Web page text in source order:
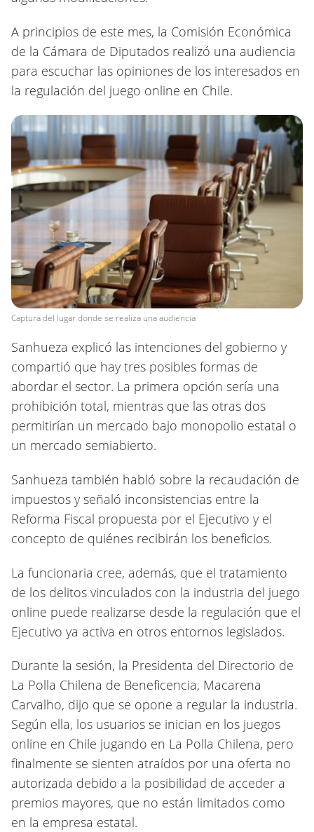
A principios de este mes, la Comisión Económica
de la Cámara de Diputados realizó una audiencia
para escuchar las opiniones de los interesados ​​en
la regulación del juego online en Chile.
Captura del lugar donde se realiza una audiencia
Sanhueza explicó las intenciones del gobierno y
compartió que hay tres posibles formas de
abordar el sector. La primera opción sería una
prohibición total, mientras que las otras dos
permitirían un mercado bajo monopolio estatal o
un mercado semiabierto.
Sanhueza también habló sobre la recaudación de
impuestos y señaló inconsistencias entre la
Reforma Fiscal propuesta por el Ejecutivo y el
concepto de quiénes recibirán los beneficios.
La funcionaria cree, además, que el tratamiento
de los delitos vinculados con la industria del juego
online puede realizarse desde la regulación que el
Ejecutivo ya activa en otros entornos legislados.
Durante la sesión, la Presidenta del Directorio de
La Polla Chilena de Beneficencia, Macarena
Carvalho, dijo que se opone a regular la industria.
Según ella, los usuarios se inician en los juegos
online en Chile jugando en La Polla Chilena, pero
finalmente se sienten atraídos por una oferta no
autorizada debido a la posibilidad de acceder a
premios mayores, que no están limitados como
en la empresa estatal.